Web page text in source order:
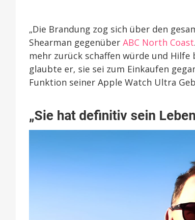
„Die Brandung zog sich über den
Shearman gegenüber ABC North Coast
mehr zurück schaffen würde und
glaubte er, sie sei zum Einkaufen
Funktion seiner Apple Watch Ultra
„Sie hat definitiv sein